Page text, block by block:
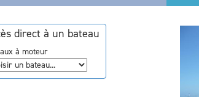
direct à un bateau
à moteur